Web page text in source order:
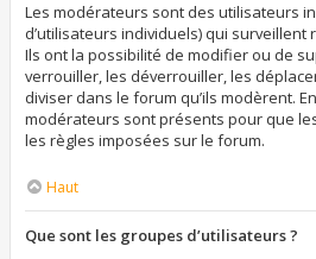
Les modérateurs sont des utilisateurs
d’utilisateurs individuels) qui
Ils ont la possibilité de modifier ou de
verrouiller, les déverrouiller, les
diviser dans le forum qu’ils modèrent.
modérateurs sont présents pour que
les règles imposées sur le forum.
Haut
Que sont les groupes d’utilisateurs ?